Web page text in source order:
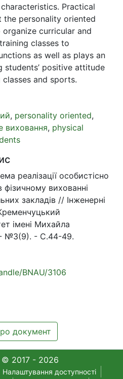
Practical
the personality oriented
curricular and
classes to
as well as plays an
positive attitude
and sports.
, personality oriented,
виховання, physical
реалізації особистісно
фізичному вихованні
закладів // Інженерні
імені Михайла
- №3(9). - С.44-49.
BNAU/3106
документ
2017 - 2026
Налаштування доступності